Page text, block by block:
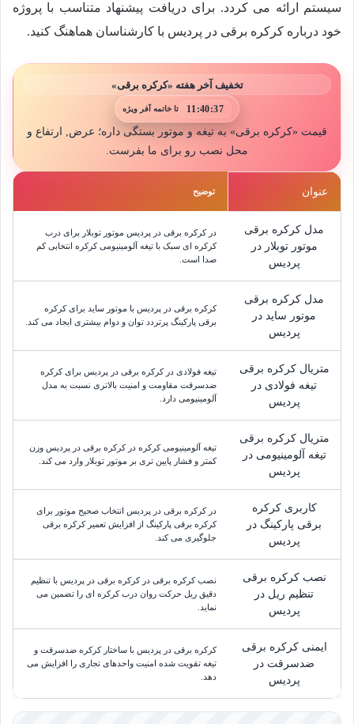
سیستم ارائه می کردد. برای دریافت پیشنهاد متناسب با پروژه
خود درباره کرکره برقی در پردیس با کارشناسان هماهنگ کنید.
تخفیف آخر هفته «کرکره برقی»
11:40:33 تا خاتمه آفر ویژه
قیمت «کرکره برقی» به تیغه و موتور بستگی داره؛ عرض, ارتفاع و
محل نصب رو برای ما بفرست.
عنوان توضیح
مدل کرکره برقی
موتور توبلار در
پردیس
در کرکره برقی در پردیس موتور توبلار برای درب
کرکره ای سبک با تیغه آلومینیومی کرکره انتخابی کم
صدا است.
مدل کرکره برقی
موتور ساید در
پردیس
کرکره برقی در پردیس با موتور ساید برای کرکره
برقی پارکینگ پرتردد توان و دوام بیشتری ایجاد می کند.
متریال کرکره برقی
تیغه فولادی در
پردیس
تیغه فولادی در کرکره برقی در پردیس برای کرکره
ضدسرقت مقاومت و امنیت بالاتری نسبت به مدل
آلومینیومی دارد.
متریال کرکره برقی
تیغه آلومینیومی در
پردیس
تیغه آلومینیومی کرکره در کرکره برقی در پردیس وزن
کمتر و فشار پایین تری بر موتور توبلار وارد می کند.
کاربری کرکره
برقی پارکینگ در
پردیس
در کرکره برقی در پردیس انتخاب صحیح موتور برای
کرکره برقی پارکینگ از افزایش تعمیر کرکره برقی
جلوگیری می کند.
نصب کرکره برقی
تنظیم ریل در
پردیس
نصب کرکره برقی در کرکره برقی در پردیس با تنظیم
دقیق ریل حرکت روان درب کرکره ای را تضمین می
نماید.
ایمنی کرکره برقی
ضدسرقت در
پردیس
کرکره برقی در پردیس با ساختار کرکره ضدسرقت و
تیغه تقویت شده امنیت واحدهای تجاری را افزایش می
دهد.